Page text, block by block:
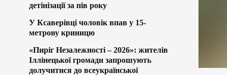
детінізації за пів року
У Ксаверівці чоловік впав у 15-
метрову криницю
«Пиріг Незалежності – 2026»: жителів
Іллінецької громади запрошують
долучитися до всеукраїнської